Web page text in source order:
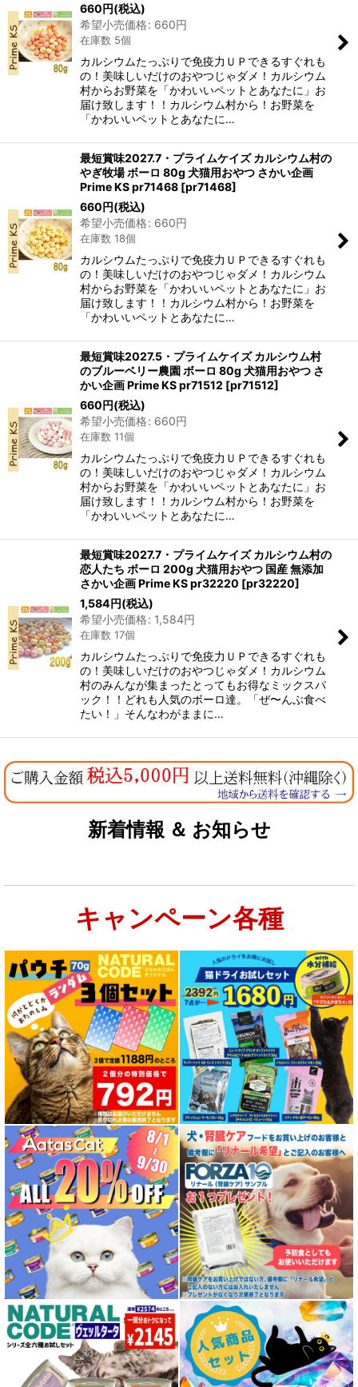
660円(税込)
希望小売価格: 660円
在庫数 5個
カルシウムたっぷりで免疫力ＵＰできるすぐれも
の！美味しいだけのおやつじゃダメ！カルシウム
村からお野菜を「かわいいペットとあなたに」お
届け致します！！カルシウム村から！お野菜を
「かわいいペットとあなたに…
最短賞味2027.7・プライムケイズ カルシウム村の
やぎ牧場 ボーロ 80g 犬猫用おやつ さかい企画
Prime KS pr71468 [pr71468]
660円(税込)
希望小売価格: 660円
在庫数 18個
カルシウムたっぷりで免疫力ＵＰできるすぐれも
の！美味しいだけのおやつじゃダメ！カルシウム
村からお野菜を「かわいいペットとあなたに」お
届け致します！！カルシウム村から！お野菜を
「かわいいペットとあなたに…
最短賞味2027.5・プライムケイズ カルシウム村
のブルーベリー農園 ボーロ 80g 犬猫用おやつ さ
かい企画 Prime KS pr71512 [pr71512]
660円(税込)
希望小売価格: 660円
在庫数 11個
カルシウムたっぷりで免疫力ＵＰできるすぐれも
の！美味しいだけのおやつじゃダメ！カルシウム
村からお野菜を「かわいいペットとあなたに」お
届け致します！！カルシウム村から！お野菜を
「かわいいペットとあなたに…
最短賞味2027.7・プライムケイズ カルシウム村の
恋人たち ボーロ 200g 犬猫用おやつ 国産 無添加
さかい企画 Prime KS pr32220 [pr32220]
1,584円(税込)
希望小売価格: 1,584円
在庫数 17個
カルシウムたっぷりで免疫力ＵＰできるすぐれも
の！美味しいだけのおやつじゃダメ！カルシウム
村のみんなが集まったとってもお得なミックスパ
ック！！どれも人気のボーロ達。「ぜ〜んぶ食べ
たい！」そんなわがままに…
新着情報 ＆ お知らせ
キャンペーン各種